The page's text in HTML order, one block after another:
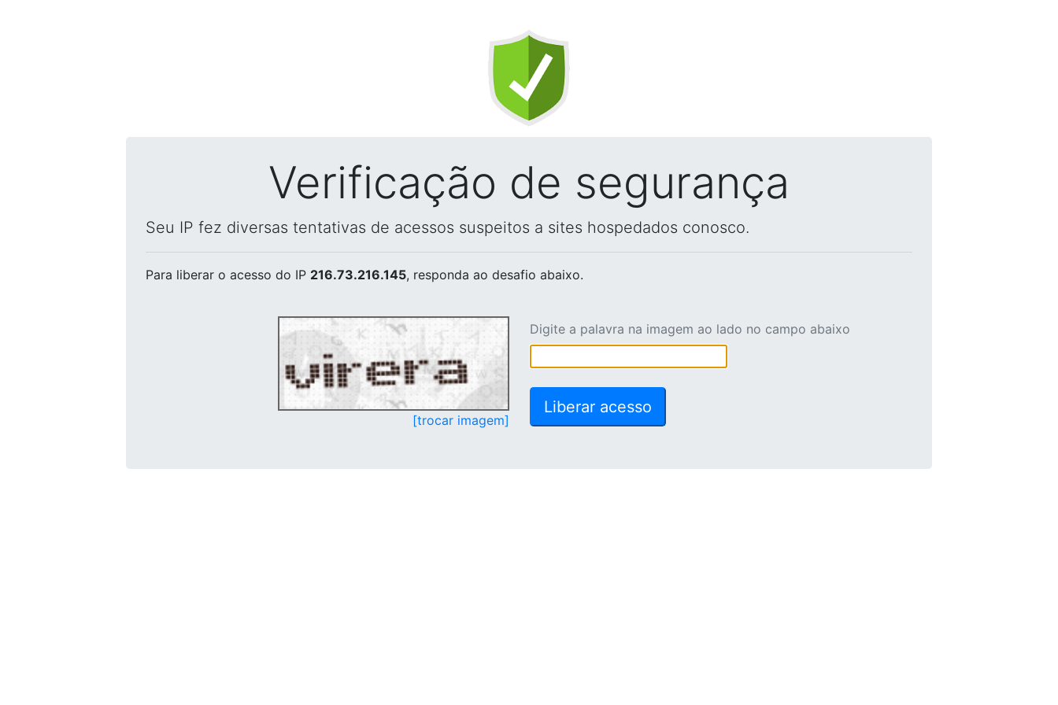
Verificação de segurança
Seu IP fez diversas tentativas de acessos suspeitos a sites hospedados conosco.
Para liberar o acesso do IP 216.73.216.145, responda ao desafio abaixo.
[trocar imagem]
Digite a palavra na imagem ao lado no campo abaixo